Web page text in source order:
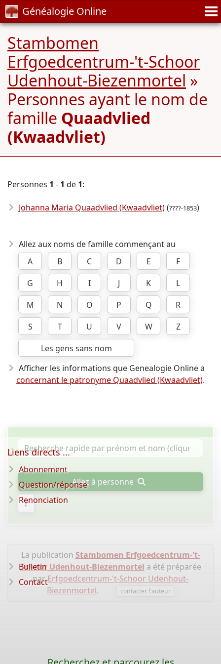
Généalogie Online
Stambomen
Erfgoedcentrum-'t-Schoor
Udenhout-Biezenmortel »
Personnes ayant le nom de
famille Quaadvlied
(Kwaadvliet)
Personnes 1 - 1 de 1:
Johanna Maria Quaadvlied (Kwaadvliet)(????-1853)
Allez aux noms de famille commençant au
A
B C D E
F
G
H I J K
L
M
N O P Q
R
S
T U V W
Z
Les gens sans nom
Afficher les informations que Genealogie Online a
concernant le patronyme Quaadvlied (Kwaadvliet).
Allez à personne
?
La publication Stambomen Erfgoedcentrum-'t-
Schoor Udenhout-Biezenmortel a été préparée
parErfgoedcentrum-'t-Schoor Udenhout-
Biezenmortel. contacter l'auteur
Liens directs ...
Abonnement
Question/réponse
Renonciation
Bulletin
Contact